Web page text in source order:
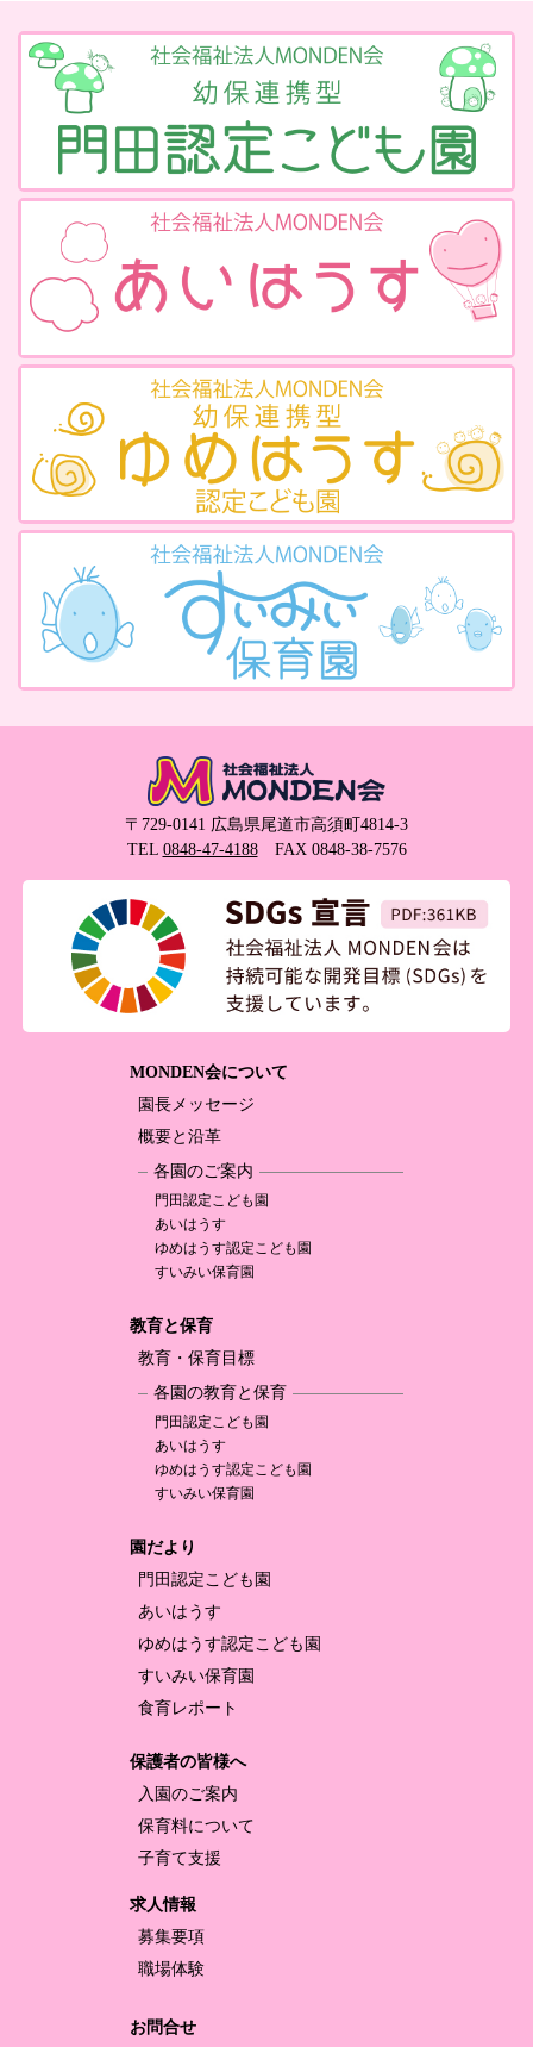
〒729-0141 広島県尾道市高須町4814-3
TEL 0848-47-4188FAX 0848-38-7576
MONDEN会について
園長メッセージ
概要と沿革
各園のご案内
門田認定こども園
あいはうす
ゆめはうす認定こども園
すいみい保育園
教育と保育
教育・保育目標
各園の教育と保育
門田認定こども園
あいはうす
ゆめはうす認定こども園
すいみい保育園
園だより
門田認定こども園
あいはうす
ゆめはうす認定こども園
すいみい保育園
食育レポート
保護者の皆様へ
入園のご案内
保育料について
子育て支援
求人情報
募集要項
職場体験
お問合せ